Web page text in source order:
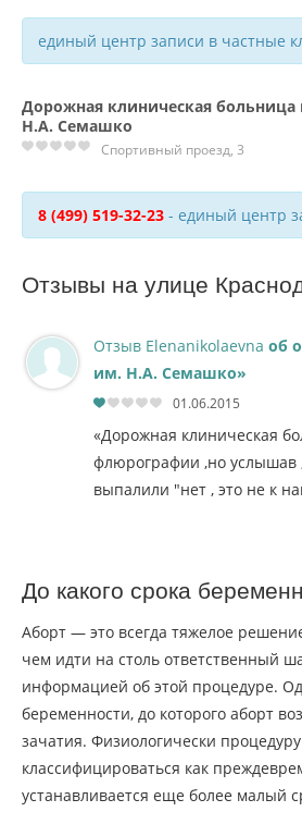
единый центр записи в частные
Дорожная клиническая больница
Н.А. Семашко
Спортивный проезд, 3
8 (499) 519-32-23 - единый центр
Отзывы на улице
Отзыв Elenanikolaevna об
им. Н.А. Семашко»
01.06.2015
«Дорожная клиническая
флюрографии ,но услышав
выпалили "нет , это не к
До какого срока
Аборт — это всегда тяжелое
чем идти на столь ответственный
информацией об этой процедуре.
беременности, до которого аборт
зачатия. Физиологически
классифицироваться как
устанавливается еще более малый